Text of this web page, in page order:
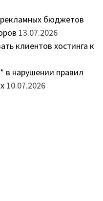
бюджетов
13.07.2026
клиентов хостинга к
в нарушении правил
10.07.2026